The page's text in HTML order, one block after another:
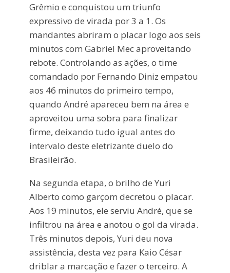
Grêmio e conquistou um triunfo
expressivo de virada por 3 a 1. Os
mandantes abriram o placar logo aos seis
minutos com Gabriel Mec aproveitando
rebote. Controlando as ações, o time
comandado por Fernando Diniz empatou
aos 46 minutos do primeiro tempo,
quando André apareceu bem na área e
aproveitou uma sobra para finalizar
firme, deixando tudo igual antes do
intervalo deste eletrizante duelo do
Brasileirão.
Na segunda etapa, o brilho de Yuri
Alberto como garçom decretou o placar.
Aos 19 minutos, ele serviu André, que se
infiltrou na área e anotou o gol da virada.
Três minutos depois, Yuri deu nova
assistência, desta vez para Kaio César
driblar a marcação e fazer o terceiro. A